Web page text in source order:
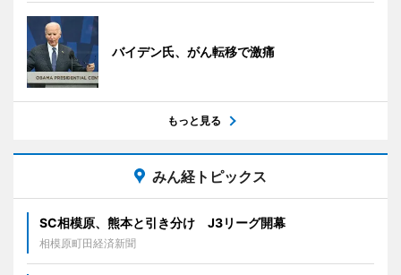
バイデン氏、がん転移で激痛
もっと見る
みん経トピックス
SC相模原、熊本と引き分け J3リーグ開幕
相模原町田経済新聞